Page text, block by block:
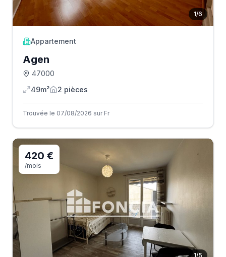
1/6
Appartement
Agen
47000
49m²
2 pièces
Trouvée le 07/08/2026 sur Fr
1/5
420 €
/mois